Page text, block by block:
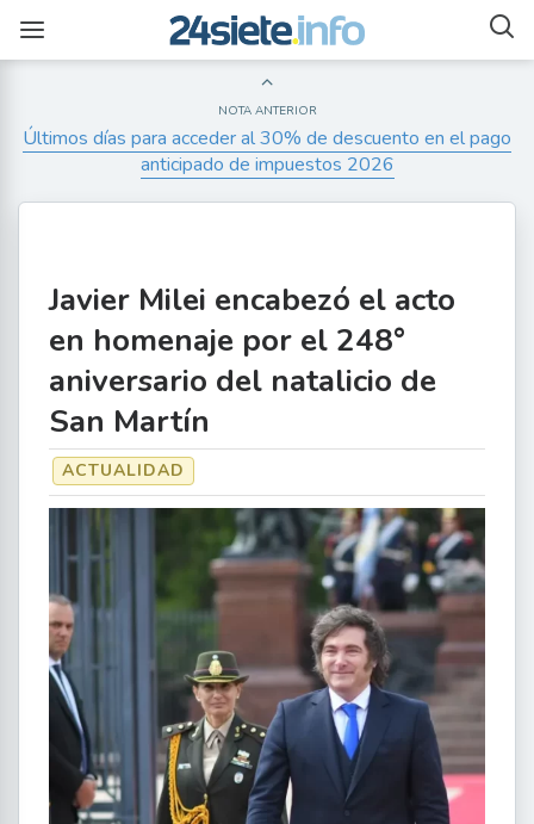
NOTA ANTERIOR
Últimos días para acceder al 30% de descuento en el pago
anticipado de impuestos 2026
Javier Milei encabezó el acto
en homenaje por el 248°
aniversario del natalicio de
San Martín
ACTUALIDAD